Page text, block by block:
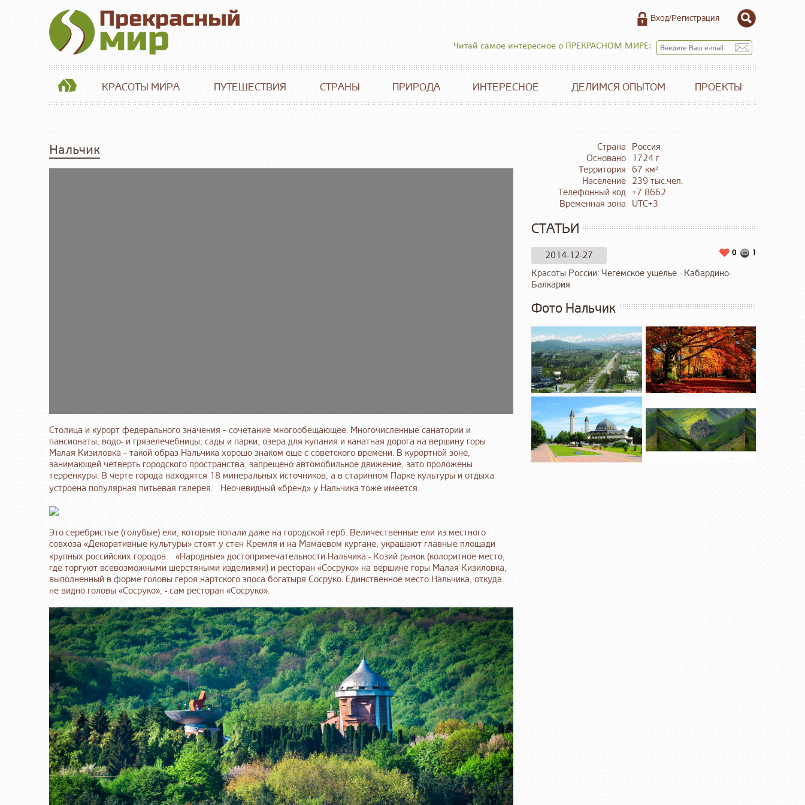
Вход/Регистрация
Читай самое интересное о ПРЕКРАСНОМ МИРЕ:
КРАСОТЫ МИРА ПУТЕШЕСТВИЯ СТРАНЫ ПРИРОДА ИНТЕРЕСНОЕ ДЕЛИМСЯ ОПЫТОМ ПРОЕКТЫ
Нальчик
Столица и курорт федерального значения – сочетание многообещающее. Многочисленные санатории и
пансионаты, водо- и грязелечебницы, сады и парки, озера для купания и канатная дорога на вершину горы
Малая Кизиловка – такой образ Нальчика хорошо знаком еще с советского времени. В курортной зоне,
занимающей четверть городского пространства, запрещено автомобильное движение, зато проложены
терренкуры. В черте города находятся 18 минеральных источников, а в старинном Парке культуры и отдыха
устроена популярная питьевая галерея. Неочевидный «бренд» у Нальчика тоже имеется.
Это серебристые (голубые) ели, которые попали даже на городской герб. Величественные ели из местного
совхоза «Декоративные культуры» стоят у стен Кремля и на Мамаевом кургане, украшают главные площади
крупных российских городов. «Народные» достопримечательности Нальчика - Козий рынок (колоритное место,
где торгуют всевозможными шерстяными изделиями) и ресторан «Сосруко» на вершине горы Малая Кизиловка,
выполненный в форме головы героя нартского эпоса богатыря Сосруко. Единственное место Нальчика, откуда
не видно головы «Сосруко», - сам ресторан «Сосруко».
Страна
Россия
Основано
1724 г
Территория 67 км²
Население 239 тыс.чел.
Телефонный код +7 8662
Временная зона
UTC+3
СТАТЬИ
2014-12-27 1
0
Красоты России: Чегемское ущелье - Кабардино-
Балкария
Фото Нальчик